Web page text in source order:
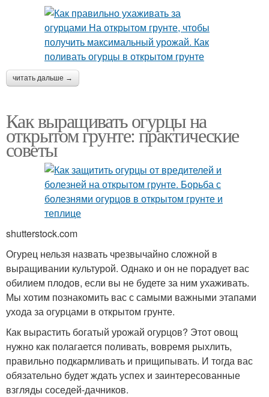
читать дальше →
Как выращивать огурцы на
открытом грунте: практические
советы
shutterstock.com
Огурец нельзя назвать чрезвычайно сложной в
выращивании культурой. Однако и он не порадует вас
обилием плодов, если вы не будете за ним ухаживать.
Мы хотим познакомить вас с самыми важными этапами
ухода за огурцами в открытом грунте.
Как вырастить богатый урожай огурцов? Этот овощ
нужно как полагается поливать, вовремя рыхлить,
правильно подкармливать и прищипывать. И тогда вас
обязательно будет ждать успех и заинтересованные
взгляды соседей-дачников.